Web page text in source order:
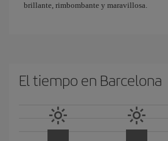
brillante, rimbombante y maravillosa.
El tiempo en Barcelona